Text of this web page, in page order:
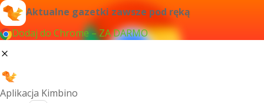
Aktualne gazetki zawsze pod ręką
Dodaj do Chrome – ZA DARMO
Aplikacja Kimbino